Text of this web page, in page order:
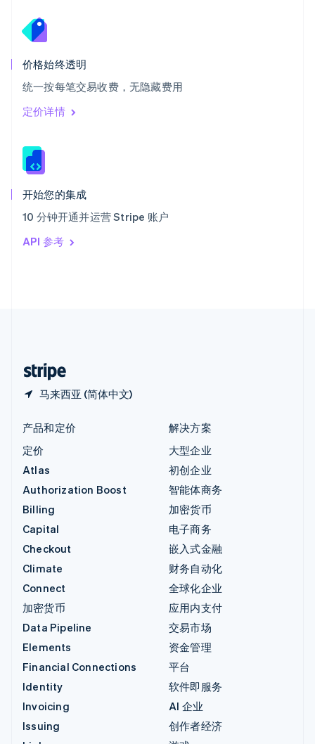
价格始终透明
统一按每笔交易收费，无隐藏费用
定价详情
开始您的集成
10 分钟开通并运营 Stripe 账户
API 参考
马来西亚 (简体中文)
English
泰国
ไทย
希腊
English
西班牙
Español
新加坡
新西兰
匈牙利
English
ItalianoEnglish
印度
English
产品和定价
定价
Atlas
Authorization Boost
Billing
Capital
Checkout
Climate
Connect
加密货币
Data Pipeline
Elements
Financial Connections
Identity
Invoicing
Issuing
解决方案
大型企业
初创企业
智能体商务
加密货币
电子商务
嵌入式金融
财务自动化
全球化企业
应用内支付
交易市场
资金管理
平台
软件即服务
AI 企业
创作者经济